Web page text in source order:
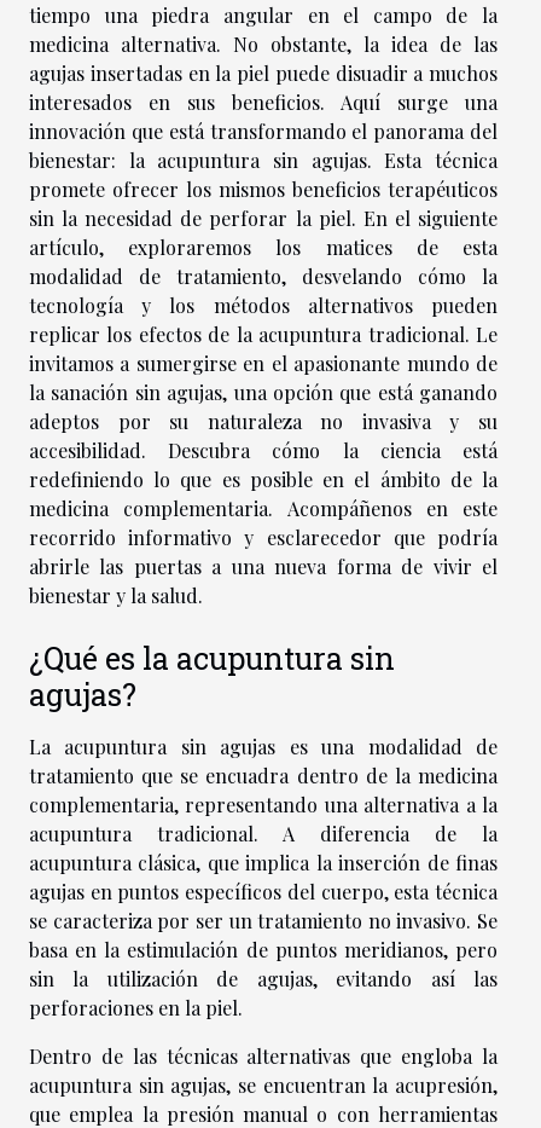
tiempo una piedra angular en el campo de la
medicina alternativa. No obstante, la idea de las
agujas insertadas en la piel puede disuadir a muchos
interesados en sus beneficios. Aquí surge una
innovación que está transformando el panorama del
bienestar: la acupuntura sin agujas. Esta técnica
promete ofrecer los mismos beneficios terapéuticos
sin la necesidad de perforar la piel. En el siguiente
artículo, exploraremos los matices de esta
modalidad de tratamiento, desvelando cómo la
tecnología y los métodos alternativos pueden
replicar los efectos de la acupuntura tradicional. Le
invitamos a sumergirse en el apasionante mundo de
la sanación sin agujas, una opción que está ganando
adeptos por su naturaleza no invasiva y su
accesibilidad. Descubra cómo la ciencia está
redefiniendo lo que es posible en el ámbito de la
medicina complementaria. Acompáñenos en este
recorrido informativo y esclarecedor que podría
abrirle las puertas a una nueva forma de vivir el
bienestar y la salud.
¿Qué es la acupuntura sin
agujas?
La acupuntura sin agujas es una modalidad de
tratamiento que se encuadra dentro de la medicina
complementaria, representando una alternativa a la
acupuntura tradicional. A diferencia de la
acupuntura clásica, que implica la inserción de finas
agujas en puntos específicos del cuerpo, esta técnica
se caracteriza por ser un tratamiento no invasivo. Se
basa en la estimulación de puntos meridianos, pero
sin la utilización de agujas, evitando así las
perforaciones en la piel.
Dentro de las técnicas alternativas que engloba la
acupuntura sin agujas, se encuentran la acupresión,
que emplea la presión manual o con herramientas